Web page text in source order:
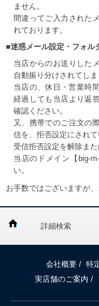
ません。
間違ってご入力された
れております。
■迷惑メール設定・フォル
当店からのお送りした
自動振り分けされてし
当店の、休日・営業時
経過しても当店より返
確認ください。
又、携帯でのご注文の
信を、拒否設定にされ
受信拒否設定を解除ま
当店のドメイン【big-
い。
お手数ではございますが
詳細検索
会社概要 / 特
実店舗のご案内 /